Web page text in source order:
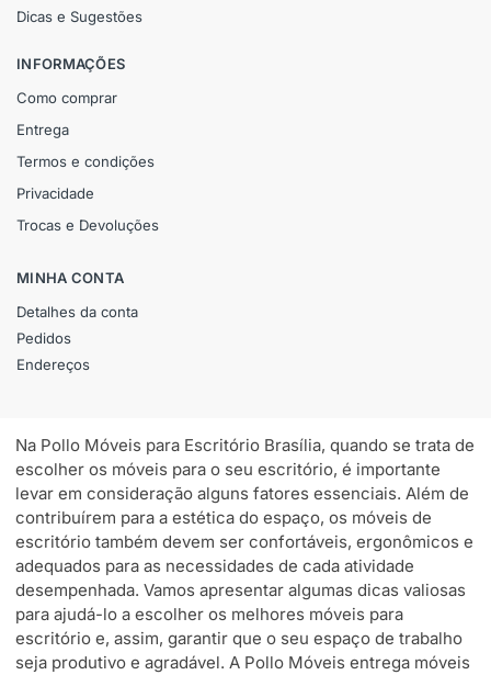
Dicas e Sugestões
INFORMAÇÕES
Como comprar
Entrega
Termos e condições
Privacidade
Trocas e Devoluções
MINHA CONTA
Detalhes da conta
Pedidos
Endereços
Na Pollo Móveis para Escritório Brasília, quando se trata de
escolher os móveis para o seu escritório, é importante
levar em consideração alguns fatores essenciais. Além de
contribuírem para a estética do espaço, os móveis de
escritório também devem ser confortáveis, ergonômicos e
adequados para as necessidades de cada atividade
desempenhada. Vamos apresentar algumas dicas valiosas
para ajudá-lo a escolher os melhores móveis para
escritório e, assim, garantir que o seu espaço de trabalho
seja produtivo e agradável. A Pollo Móveis entrega móveis